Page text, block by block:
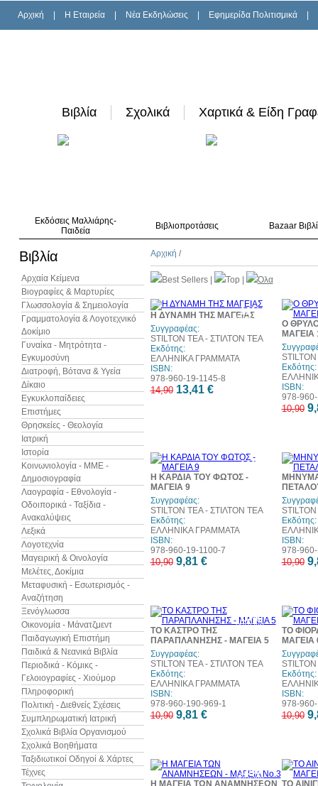
Αρχική H Εταιρεία Νέα Εκδηλώσεις Εφημερίδα Πολιτισμικά
Βιβλία Σχολικά Χαρτικά & Είδη
Εκδόσεις Μαλλιάρης-
Παιδεία
Βιβλιοπροτάσεις Bazaar
Βιβλία
Αρχαία Κείμενα
Βιογραφίες & Μαρτυρίες
Γλωσσολογία & Σημειολογία
Γραμματολογία & Λογοτεχνικό
Δοκίμιο
Γυναίκα - Μητρότητα -
Εγκυμοσύνη
Διατροφή, Βότανα & Υγεία
Δίκαιο
Εγκυκλοπαίδειες
Επιστήμες
Θρησκείες - Θεολογία
Ιατρική
Ιστορία
Κοινωνιολογία - ΜΜΕ -
Δημοσιογραφία
Λαογραφία - Εθνολογία -
Οδοιπορικά - Ταξίδια -
Ανακαλύψεις
Λεξικά
Λογοτεχνία
Μαγειρική & Οινολογία
Μελέτες, Δοκίμια
Μεταφυσική - Εσωτερισμός -
Αναζήτηση
Ξενόγλωσσα
Οικονομία - Μάνατζμεντ
Παιδαγωγική Επιστήμη
Παιδικά & Νεανικά Βιβλία
Περιοδικά - Κόμικς -
Γελοιογραφίες - Χιούμορ
Πληροφορική
Πολιτική - Διεθνείς Σχέσεις
Συμπληρωματική Ιατρική
Σχολικά Βιβλία Οργανισμού
Σχολικά Βοηθήματα
Ταξιδιωτικοί Οδηγοί & Χάρτες
Τέχνες
Αρχική /
Best Sellers| Top Όλα
10%
έκπτωση
Η ΔΥΝΑΜΗ ΤΗΣ ΜΑΓΕΙΑΣ
Συγγραφέας:
STILTON TEA - ΣΤΙΛΤΟΝ ΤΕΑ
Εκδότης:
ΕΛΛΗΝΙΚΑ ΓΡΑΜΜΑΤΑ
ISBN:
978-960-19-1145-8
14,90 13,41 €
Ο
ΜΑΓΕΙΑ
Εκδότης:
ISBN:
978-
10,90
10%
Η ΚΑΡΔΙΑ ΤΟΥ ΦΩΤΟΣ -
ΜΑΓΕΙΑ 9
Συγγραφέας:
STILTON TEA - ΣΤΙΛΤΟΝ ΤΕΑ
Εκδότης:
ΕΛΛΗΝΙΚΑ ΓΡΑΜΜΑΤΑ
ISBN:
978-960-19-1100-7
10,90 9,81 €
Εκδότης:
ISBN:
978-
10,90
10%
έκπτωση
ΤΟ ΚΑΣΤΡΟ ΤΗΣ
ΠΑΡΑΠΛΑΝΗΣΗΣ - ΜΑΓΕΙΑ 5
Συγγραφέας:
STILTON TEA - ΣΤΙΛΤΟΝ ΤΕΑ
Εκδότης:
ΕΛΛΗΝΙΚΑ ΓΡΑΜΜΑΤΑ
ISBN:
978-960-190-969-1
10,90 9,81 €
ΤΟ
ΜΑΓΕΙΑ
Εκδότης:
ISBN:
978-
10,90
10%
έκπτωση
Η ΜΑΓΕΙΑ ΤΩΝ ΑΝΑΜΝΗΣΕΩΝ ΤΟ